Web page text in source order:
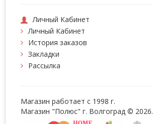
Личный Кабинет
Личный Кабинет
История заказов
Закладки
Рассылка
Магазин работает с 1998 г.
Магазин "Полюс" г. Волгоград © 2026.